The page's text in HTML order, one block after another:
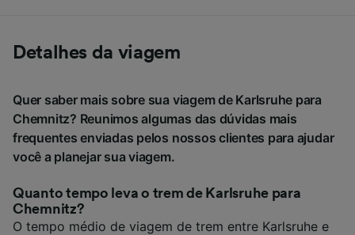
Detalhes da viagem
Quer saber mais sobre sua viagem de Karlsruhe para
Chemnitz? Reunimos algumas das dúvidas mais
frequentes enviadas pelos nossos clientes para ajudar
você a planejar sua viagem.
Quanto tempo leva o trem de Karlsruhe para
Chemnitz?
O tempo médio de viagem de trem entre Karlsruhe e